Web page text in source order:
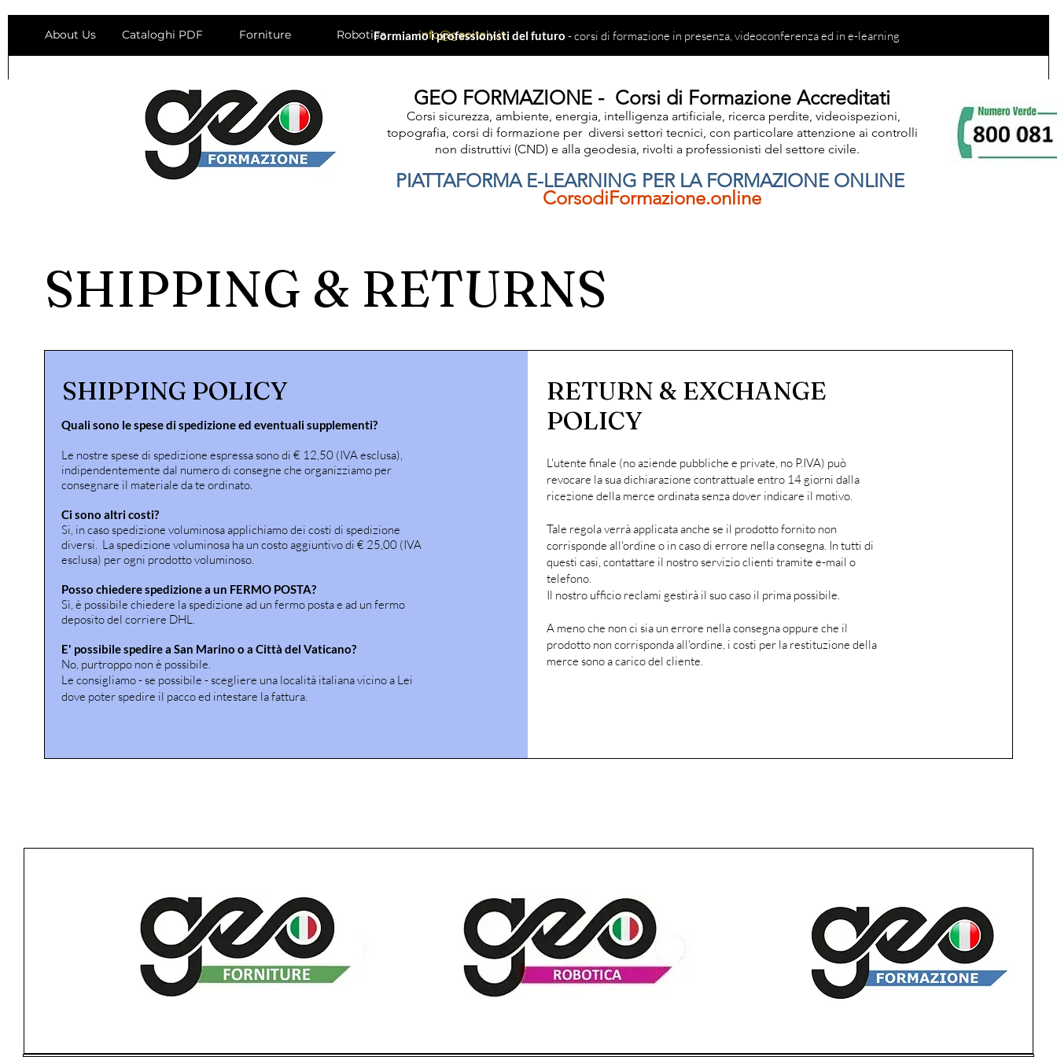
About Us Cataloghi PDF Forniture Robotica info@geoitaly.it
Formiamo i professionisti del futuro - corsi di formazione in presenza, videoconferenza ed in e-learning
GEO FORMAZIONE - Corsi di Formazione Accreditati
Corsi sicurezza, ambiente, energia, intelligenza artificiale, ricerca perdite, videoispezioni,
topografia, corsi di formazione per diversi settori tecnici, con particolare attenzione ai controlli
non distruttivi (CND) e alla geodesia, rivolti a professionisti del settore civile.
PIATTAFORMA E-LEARNING PER LA FORMAZIONE ONLINE
CorsodiFormazione.online
SHIPPING & RETURNS
SHIPPING POLICY
Quali sono le spese di spedizione ed eventuali supplementi?
Le nostre spese di spedizione espressa sono di € 12,50 (IVA esclusa),
indipendentemente dal numero di consegne che organizziamo per
consegnare il materiale da te ordinato.
Ci sono altri costi?
Si, in caso spedizione voluminosa applichiamo dei costi di spedizione
diversi. La spedizione voluminosa ha un costo aggiuntivo di € 25,00 (IVA
esclusa) per ogni prodotto voluminoso.
Posso chiedere spedizione a un FERMO POSTA?
Sì, è possibile chiedere la spedizione ad un fermo posta e ad un fermo
deposito del corriere DHL.
E' possibile spedire a San Marino o a Città del Vaticano?
No, purtroppo non è possibile.
Le consigliamo - se possibile - scegliere una località italiana vicino a Lei
dove poter spedire il pacco ed intestare la fattura.
RETURN & EXCHANGE
POLICY
L'utente finale (no aziende pubbliche e private, no P.IVA) può
revocare la sua dichiarazione contrattuale entro 14 giorni dalla
ricezione della merce ordinata senza dover indicare il motivo.
Tale regola verrà applicata anche se il prodotto fornito non
corrisponde all'ordine o in caso di errore nella consegna. In tutti di
questi casi, contattare il nostro servizio clienti tramite e-mail o
telefono.
Il nostro ufficio reclami gestirà il suo caso il prima possibile.
A meno che non ci sia un errore nella consegna oppure che il
prodotto non corrisponda all'ordine, i costi per la restituzione della
merce sono a carico del cliente.